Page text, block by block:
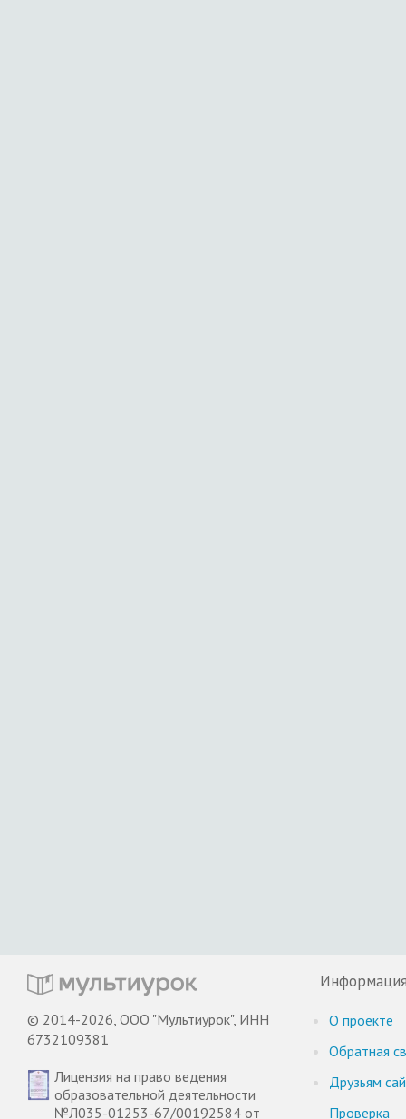
© 2014-2026, ООО "Мультиурок", ИНН
6732109381
Лицензия на право ведения
образовательной деятельности
№Л035-01253-67/00192584 от
О проекте
Обратная
Друзьям
Проверка